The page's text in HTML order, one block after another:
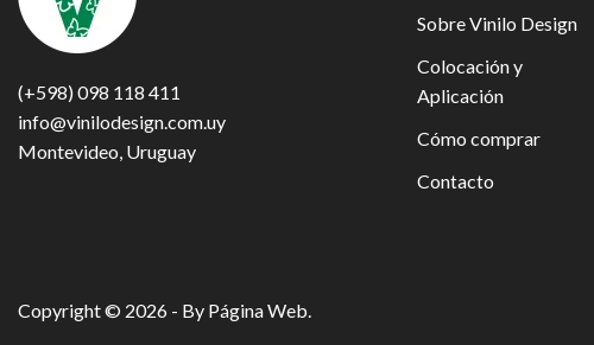
(+598) 098 118 411
info@vinilodesign.com.uy
Montevideo, Uruguay
Sobre Vinilo Design
Colocación y
Aplicación
Cómo comprar
Contacto
Copyright © 2026 - By Página Web.